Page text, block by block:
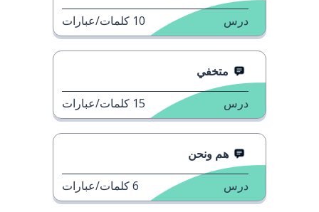
درس 10 كلمات/عبارات
متخفي
درس 15 كلمات/عبارات
هم ونحن
درس 6كلمات/عبارات